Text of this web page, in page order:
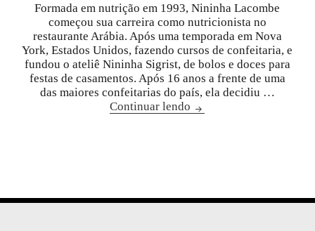
Formada em nutrição em 1993, Nininha Lacombe
começou sua carreira como nutricionista no
restaurante Arábia. Após uma temporada em Nova
York, Estados Unidos, fazendo cursos de confeitaria, e
fundou o ateliê Nininha Sigrist, de bolos e doces para
festas de casamentos. Após 16 anos a frente de uma
das maiores confeitarias do país, ela decidiu …
Continuar lendo